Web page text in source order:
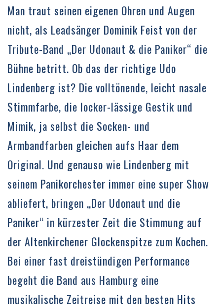
Man traut seinen eigenen Ohren und Augen
nicht, als Leadsänger Dominik Feist von der
Tribute-Band „Der Udonaut & die Paniker“ die
Bühne betritt. Ob das der richtige Udo
Lindenberg ist? Die volltönende, leicht nasale
Stimmfarbe, die locker-lässige Gestik und
Mimik, ja selbst die Socken- und
Armbandfarben gleichen aufs Haar dem
Original. Und genauso wie Lindenberg mit
seinem Panikorchester immer eine super Show
abliefert, bringen „Der Udonaut und die
Paniker“ in kürzester Zeit die Stimmung auf
der Altenkirchener Glockenspitze zum Kochen.
Bei einer fast dreistündigen Performance
begeht die Band aus Hamburg eine
musikalische Zeitreise mit den besten Hits